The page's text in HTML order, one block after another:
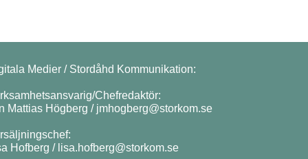
Medier / Stordåhd Kommunikation:
Chefredaktör:
Mattias Högberg / jmhogberg@storkom.se
Hofberg / lisa.hofberg@storkom.se